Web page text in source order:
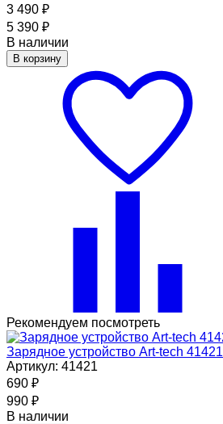
3 490 ₽
5 390 ₽
В наличии
В корзину
Рекомендуем посмотреть
Зарядное устройство Art-tech 41421
Артикул: 41421
690 ₽
990 ₽
В наличии